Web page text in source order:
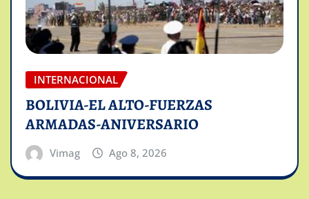
INTERNACIONAL
BOLIVIA-EL ALTO-FUERZAS
ARMADAS-ANIVERSARIO
Vimag Ago 8, 2026